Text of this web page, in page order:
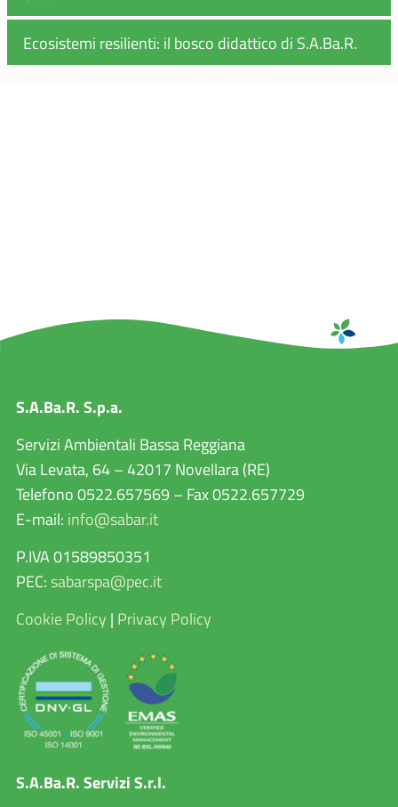
Ecosistemi resilienti: il bosco didattico di S.A.Ba.R.
S.A.Ba.R. S.p.a.
Servizi Ambientali Bassa Reggiana
Via Levata, 64 – 42017 Novellara (RE)
Telefono 0522.657569 – Fax 0522.657729
E-mail: info@sabar.it
P.IVA 01589850351
PEC: sabarspa@pec.it
Cookie Policy | Privacy Policy
S.A.Ba.R. Servizi S.r.l.